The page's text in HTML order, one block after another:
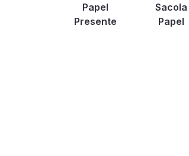
Papel
Presente
Sacola
Papel